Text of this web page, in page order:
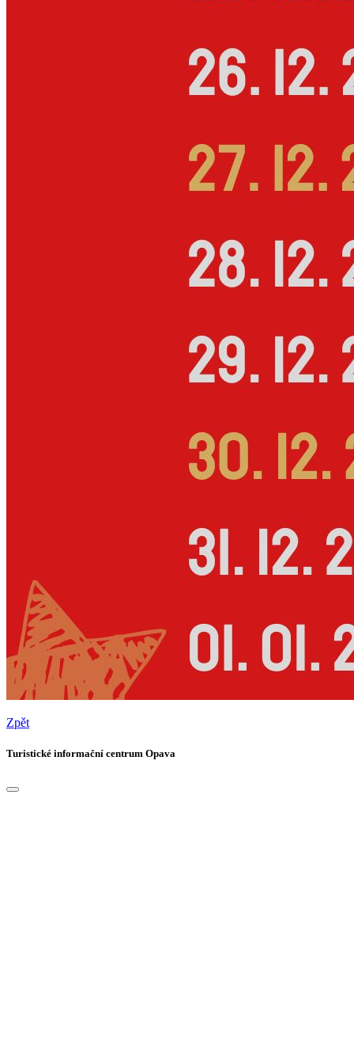
Zpět
Turistické informační centrum Opava